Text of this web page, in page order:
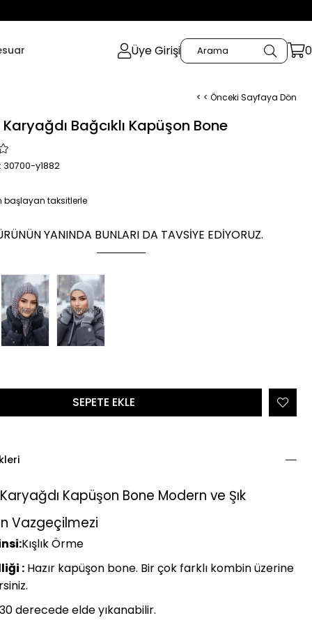
Üye Girişi 0
< < Önceki Sayfaya Dön
Bağcıklı Kapüşon Bone
30700-y1882
başlayan taksitlerle
YANINDA BUNLARI DA TAVSIYE EDIYORUZ.
Tükendi Tükendi
Kapüşon Bone Modern ve Şık
Vazgeçilmezi
Kışlık Örme
: Hazır kapüşon bone. Bir çok farklı kombin üzerine
30 derecede elde yıkanabilir.